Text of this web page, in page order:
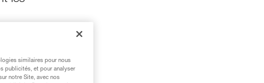
similaires pour nous
publicités, et pour analyser
notre Site, avec nos